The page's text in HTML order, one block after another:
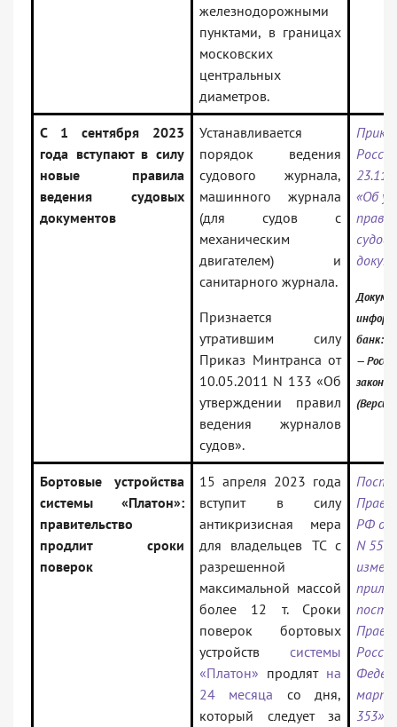
железнодорожными
пунктами, в границах
московских
центральных
диаметров.
С 1 сентября 2023
года вступают в силу
новые правила
ведения судовых
документов
Устанавливается
порядок ведения
судового журнала,
машинного журнала
(для судов с
механическим
двигателем) и
санитарного журнала.
Признается
утратившим силу
Приказ Минтранса от
10.05.2011 N 133 «Об
утверждении правил
ведения журналов
судов».
«Об
банк:
—
Бортовые устройства
системы «Платон»:
правительство
продлит сроки
поверок
15 апреля 2023 года
вступит в силу
антикризисная мера
для владельцев ТС с
разрешенной
максимальной массой
более 12 т. Сроки
поверок бортовых
устройств системы
«Платон» продлят на
24 месяца со дня,
который следует за
РФ от
N 551
марта
353»